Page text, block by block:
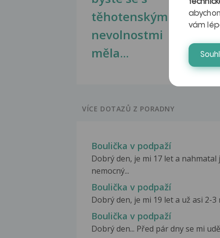
těhotenskými
nevolnostmi
měla...
VÍCE DOTAZŮ Z PORADNY
Boulička v podpaží
Dobrý den, je mi 17 let a
nemocný...
Boulička v podpaží
Dobrý den, je mi 19 let a už asi 2-
Boulička v podpaží
Dobrý den... Před pár dny se mi
vám